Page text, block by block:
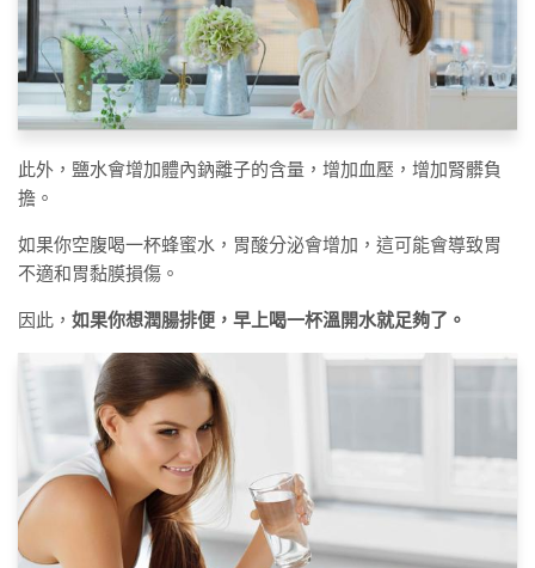
此外，鹽水會增加體內鈉離子的含量，增加血壓，增加腎髒負
擔。
如果你空腹喝一杯蜂蜜水，胃酸分泌會增加，這可能會導致胃
不適和胃黏膜損傷。
因此， 如果你想潤腸排便，早上喝一杯溫開水就足夠了。